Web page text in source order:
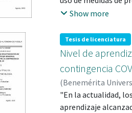
normativas que
con lo establecido
de México son los
ionizante (rayos
de investigación de
investigación".
Show more
Tesis de licenciatura
Nivel de
contingencia
(Benemérita
"En la actualidad,
aprendizaje